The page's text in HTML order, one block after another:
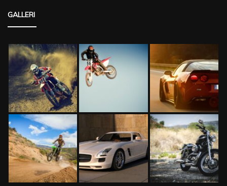
GALLERI